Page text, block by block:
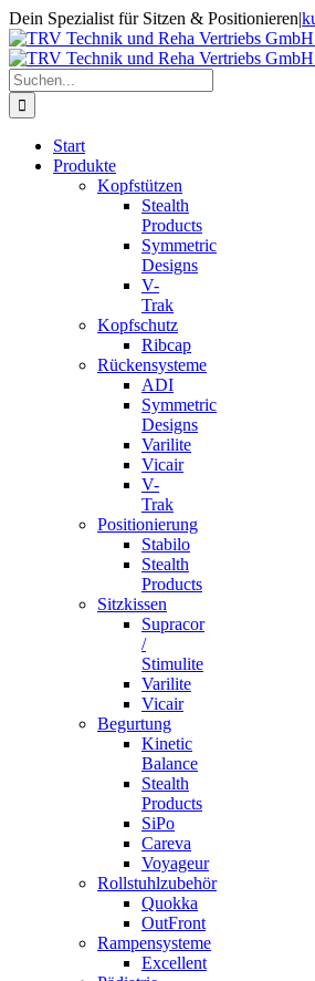
Zum
Inhalt
springen
Dein Spezialist für Sitzen & Positionieren|
Suche
nach:
Start
Produkte
Kopfstützen
Stealth
Products
Symmetric
Designs
V-
Trak
Kopfschutz
Ribcap
Rückensysteme
ADI
Symmetric
Designs
Varilite
Vicair
V-
Trak
Positionierung
Stabilo
Stealth
Products
Sitzkissen
Supracor
/
Stimulite
Varilite
Vicair
Begurtung
Kinetic
Balance
Stealth
Products
SiPo
Careva
Voyageur
Rollstuhlzubehör
Quokka
OutFront
Rampensysteme
Excellent